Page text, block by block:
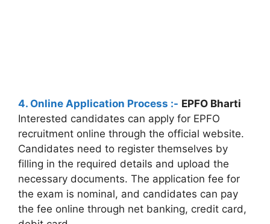
4. Online Application Process :- EPFO Bharti
Interested candidates can apply for EPFO
recruitment online through the official website.
Candidates need to register themselves by
filling in the required details and upload the
necessary documents. The application fee for
the exam is nominal, and candidates can pay
the fee online through net banking, credit card,